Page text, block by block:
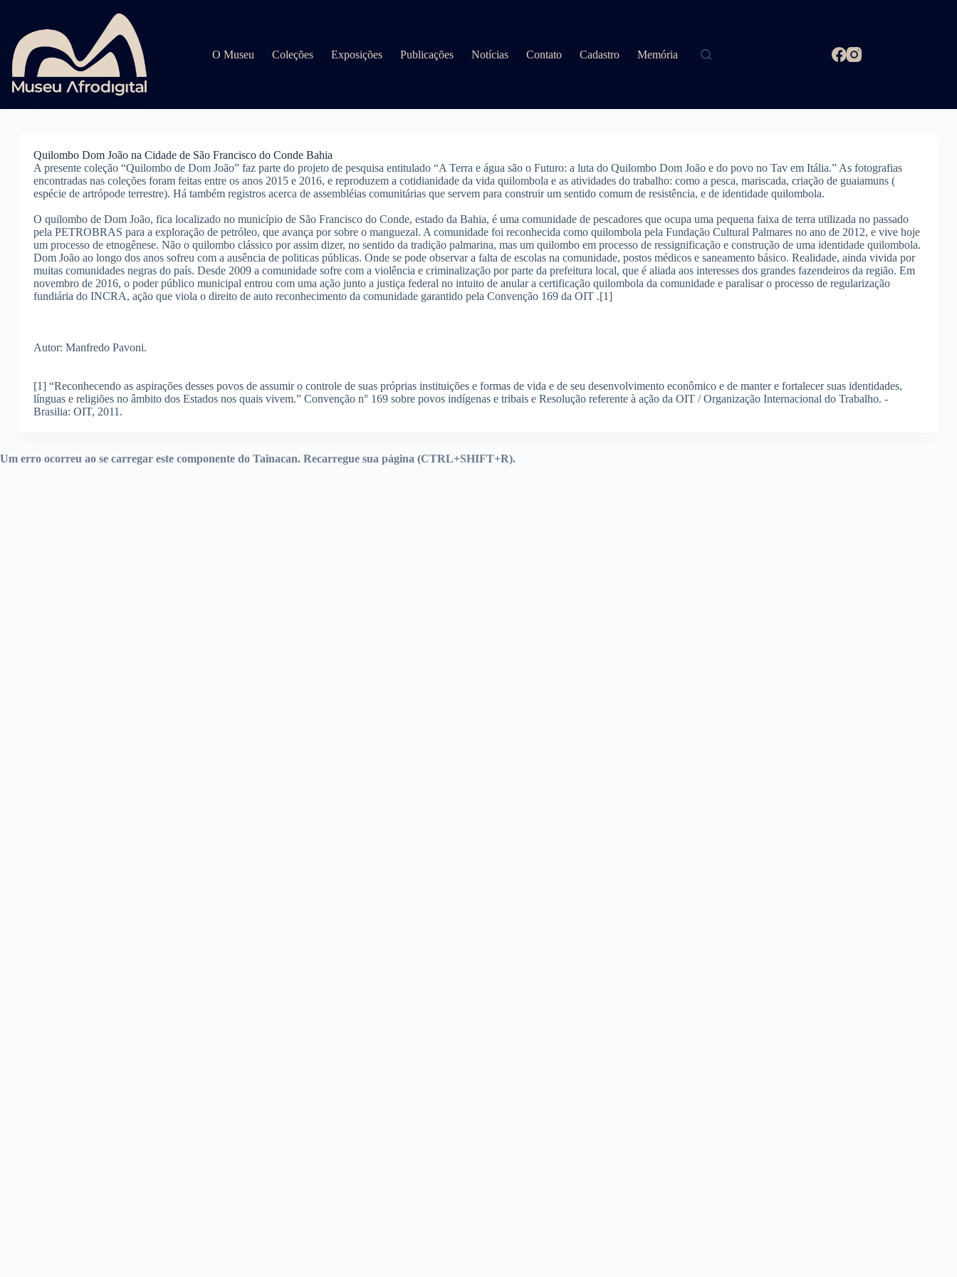
conteúdo
O Museu
Coleções Exposições Publicações Notícias Contato Cadastro Memória
Quilombo Dom João na Cidade de São Francisco do Conde Bahia
A presente coleção “Quilombo de Dom João” faz parte do projeto de pesquisa entitulado “A Terra e água são o Futuro: a luta do Quilombo Dom João e do povo no Tav em Itália.” As fotografias
encontradas nas coleções foram feitas entre os anos 2015 e 2016, e reproduzem a cotidianidade da vida quilombola e as atividades do trabalho: como a pesca, mariscada, criação de guaiamuns (
espécie de artrópode terrestre). Há também registros acerca de assembléias comunitárias que servem para construir um sentido comum de resistência, e de identidade quilombola.
O quilombo de Dom João, fica localizado no município de São Francisco do Conde, estado da Bahia, é uma comunidade de pescadores que ocupa uma pequena faixa de terra utilizada no passado
pela PETROBRAS para a exploração de petróleo, que avança por sobre o manguezal. A comunidade foi reconhecida como quilombola pela Fundação Cultural Palmares no ano de 2012, e vive hoje
um processo de etnogênese. Não o quilombo clássico por assim dizer, no sentido da tradição palmarina, mas um quilombo em processo de ressignificação e construção de uma identidade quilombola.
Dom João ao longo dos anos sofreu com a ausência de politicas públicas. Onde se pode observar a falta de escolas na comunidade, postos médicos e saneamento básico. Realidade, ainda vivida por
muitas comunidades negras do país. Desde 2009 a comunidade sofre com a violência e criminalização por parte da prefeitura local, que é aliada aos interesses dos grandes fazendeiros da região. Em
novembro de 2016, o poder público municipal entrou com uma ação junto a justiça federal no intuito de anular a certificação quilombola da comunidade e paralisar o processo de regularização
fundiária do INCRA, ação que viola o direito de auto reconhecimento da comunidade garantido pela Convenção 169 da OIT .[1]
Autor: Manfredo Pavoni.
[1] “Reconhecendo as aspirações desses povos de assumir o controle de suas próprias instituições e formas de vida e de seu desenvolvimento econômico e de manter e fortalecer suas identidades,
línguas e religiões no âmbito dos Estados nos quais vivem.” Convenção n° 169 sobre povos indígenas e tribais e Resolução referente à ação da OIT / Organização Internacional do Trabalho. -
Brasilia: OIT, 2011.
Um erro ocorreu ao se carregar este componente do Tainacan. Recarregue sua página (CTRL+SHIFT+R).